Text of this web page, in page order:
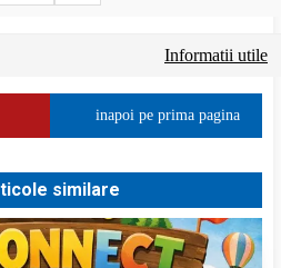
Informatii utile
inapoi pe prima pagina
similare